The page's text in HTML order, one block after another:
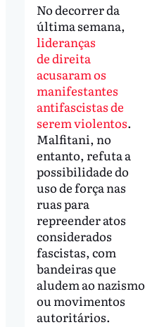
No decorrer da
última semana,
lideranças
de direita
acusaram os
manifestantes
antifascistas de
serem violentos.
Malfitani, no
entanto, refuta a
possibilidade do
uso de força nas
ruas para
repreender atos
considerados
fascistas, com
bandeiras que
aludem ao nazismo
ou movimentos
autoritários.